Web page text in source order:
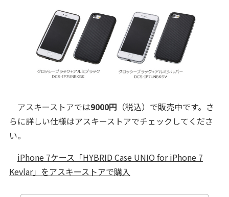
アスキーストアでは9000円 （税込）で販売中です。さ
らに詳しい仕様はアスキーストアでチェックしてくださ
い。
iPhone 7ケース「HYBRID Case UNIO for iPhone 7
Kevlar」をアスキーストアで購入